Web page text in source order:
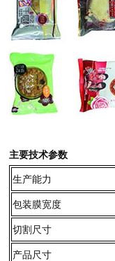
主要技术参数
生产能力
包装膜宽度
切割尺寸
产品尺寸